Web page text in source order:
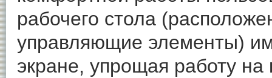
рабочего стола
управляющие элементы)
экране, упрощая работу